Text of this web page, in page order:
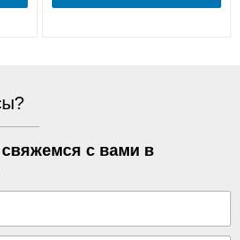
с вами в